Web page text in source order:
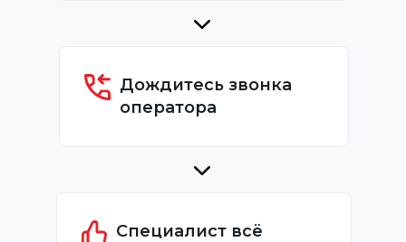
Дождитесь звонка
оператора
Специалист всё